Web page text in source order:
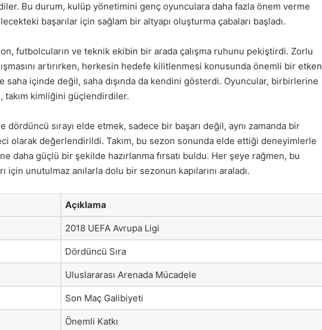
Bu durum, kulüp yönetimini genç oyunculara daha fazla önem verme
başarılar için sağlam bir altyapı oluşturma çabaları başladı.
futbolcuların ve teknik ekibin bir arada çalışma ruhunu pekiştirdi. Zorlu
artırırken, herkesin hedefe kilitlenmesi konusunda önemli bir etken
saha içinde değil, saha dışında da kendini gösterdi. Oyuncular, birbirlerine
kimliğini güçlendirdiler.
dördüncü sırayı elde etmek, sadece bir başarı değil, aynı zamanda bir
olarak değerlendirildi. Takım, bu sezon sonunda elde ettiği deneyimlerle
daha güçlü bir şekilde hazırlanma fırsatı buldu. Her şeye rağmen, bu
için unutulmaz anılarla dolu bir sezonun kapılarını araladı.
Açıklama
2018 UEFA Avrupa Ligi
Dördüncü Sıra
Uluslararası Arenada Mücadele
Son Maç Galibiyeti
Önemli Katkı